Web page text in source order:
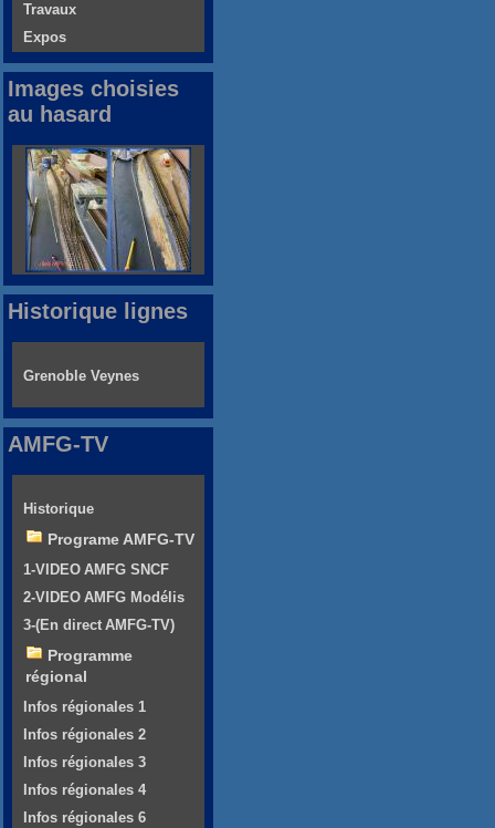
Travaux
Expos
Images choisies
au hasard
Historique lignes
Grenoble Veynes
AMFG-TV
Historique
Programe AMFG-TV
1-VIDEO AMFG SNCF
2-VIDEO AMFG Modélis
3-(En direct AMFG-TV)
Programme
régional
Infos régionales 1
Infos régionales 2
Infos régionales 3
Infos régionales 4
Infos régionales 6